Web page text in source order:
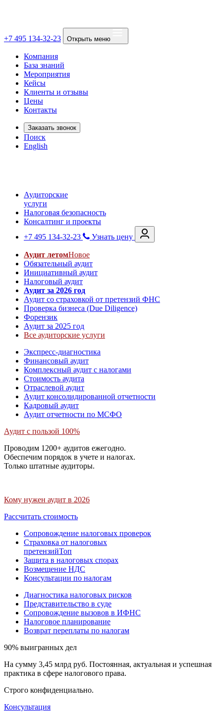
+7 495 134-32-23 Открыть меню
Компания
База знаний
Мероприятия
Кейсы
Клиенты и отзывы
Цены
Контакты
Заказать звонок
Поиск
English
Аудиторские
услуги
Налоговая безопасность
Консалтинг и проекты
+7 495 134-32-23
Узнать цену
Аудит летомНовое
Обязательный аудит
Инициативный аудит
Налоговый аудит
Аудит за 2026 год
Аудит со страховкой от претензий ФНС
Проверка бизнеса (Due Diligence)
Форензик
Аудит за 2025 год
Все аудиторские услуги
Экспресс-диагностика
Финансовый аудит
Комплексный аудит с налогами
Стоимость аудита
Отраслевой аудит
Аудит консолидированной отчетности
Кадровый аудит
Аудит отчетности по МСФО
Аудит с пользой 100%
Проводим 1200+ аудитов ежегодно.
Обеспечим порядок в учете и налогах.
Только штатные аудиторы.
Кому нужен аудит в 2026
Рассчитать стоимость
Сопровождение налоговых проверок
Страховка от налоговых
претензийТоп
Защита в налоговых спорах
Возмещение НДС
Консультации по налогам
Диагностика налоговых рисков
Представительство в суде
Сопровождение вызовов в ИФНС
Налоговое планирование
Возврат переплаты по налогам
90% выигранных дел
На сумму 3,45 млрд руб. Постоянная, актуальная и успешная
практика в сфере налогового права.
Строго конфиденциально.
Консультация